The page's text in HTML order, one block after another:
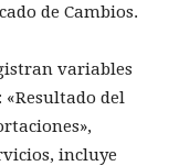
de Cambios.
variables
del
incluye